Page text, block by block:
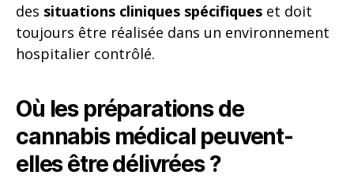
des situations cliniques spécifiques et doit
toujours être réalisée dans un environnement
hospitalier contrôlé.
Où les préparations de
cannabis médical peuvent-
elles être délivrées ?